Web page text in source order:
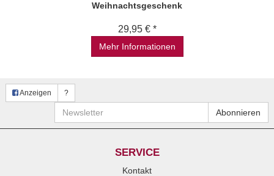
Weihnachtsgeschenk
29,95 € *
Mehr Informationen
Anzeigen ?
Newsletter Abonnieren
SERVICE
Kontakt